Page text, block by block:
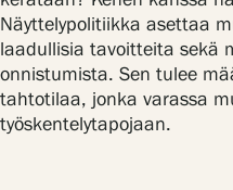
Näyttelypolitiikka asettaa
laadullisia tavoitteita sekä
onnistumista. Sen tulee
tahtotilaa, jonka varassa
työskentelytapojaan.